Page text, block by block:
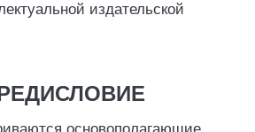
издательской